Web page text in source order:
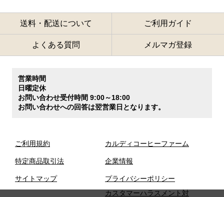
送料・配送について ご利用ガイド
よくある質問 メルマガ登録
営業時間
日曜定休
お問い合わせ受付時間 9:00～18:00
お問い合わせへの回答は翌営業日となります。
ご利用規約
特定商品取引法
サイトマップ
カルディコーヒーファーム
企業情報
プライバシーポリシー
カスタマーハラスメント対